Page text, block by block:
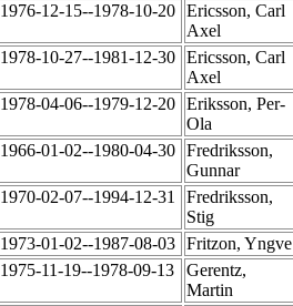
1976-12-15--1978-10-20 Ericsson, Carl
Axel
1978-10-27--1981-12-30 Ericsson, Carl
Axel
1978-04-06--1979-12-20 Eriksson, Per-
Ola
1966-01-02--1980-04-30 Fredriksson,
Gunnar
1970-02-07--1994-12-31
Fredriksson,
Stig
1973-01-02--1987-08-03 Fritzon, Yngve
1975-11-19--1978-09-13
Gerentz,
Martin